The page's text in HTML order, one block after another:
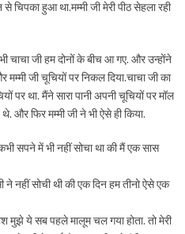
चिपका हुआ था.मम्मी जी मेरी पीठ सेहला रही
चाचा जी हम दोनों के बीच आ गए. और उन्होंने
मम्मी जी चूचियों पर निकल दिया.चाचा जी का
पर था. मैंने सारा पानी अपनी चूचियों पर मॉल
और फिर मम्मी जी ने भी ऐसे ही किया.
सपने में भी नहीं सोचा था की मैं एक सास
ने नहीं सोची थी की एक दिन हम तीनो ऐसे एक
मुझे ये सब पहले मालूम चल गया होता. तो मेरी